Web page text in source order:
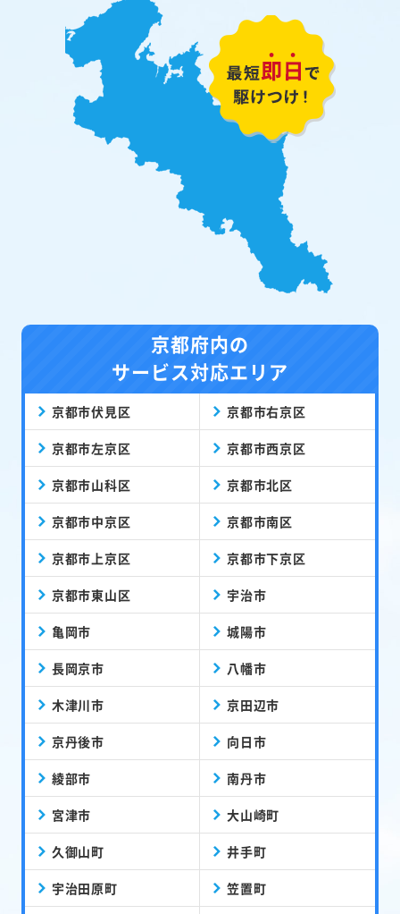
京都府内の
サービス対応エリア
京都市伏見区 京都市右京区
京都市左京区 京都市西京区
京都市山科区 京都市北区
京都市中京区 京都市南区
京都市上京区 京都市下京区
京都市東山区 宇治市
亀岡市 城陽市
長岡京市 八幡市
木津川市 京田辺市
京丹後市 向日市
綾部市 南丹市
宮津市 大山崎町
久御山町 井手町
宇治田原町 笠置町